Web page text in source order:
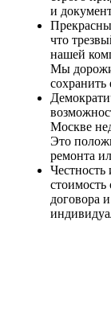
и
что
нашей
Мы
сохранить
Москве
Это
ремонта
Честность
стоимость
договора